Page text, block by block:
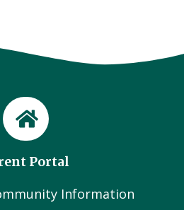
Portal
Information